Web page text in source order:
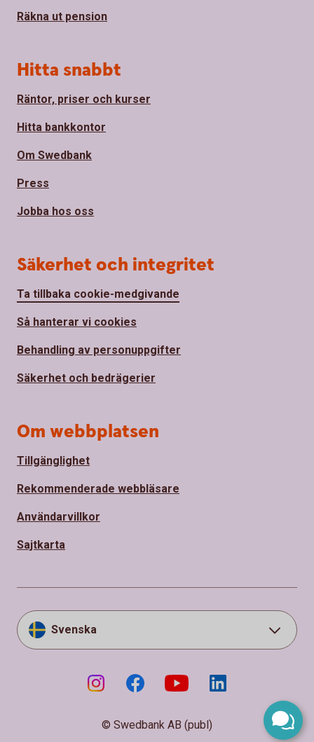
Räkna ut pension
Hitta snabbt
Räntor, priser och kurser
Hitta bankkontor
Om Swedbank
Press
Jobba hos oss
Säkerhet och integritet
Ta tillbaka cookie-medgivande
Så hanterar vi cookies
Behandling av personuppgifter
Säkerhet och bedrägerier
Om webbplatsen
Tillgänglighet
Rekommenderade webbläsare
Användarvillkor
Sajtkarta
Svenska
© Swedbank AB (publ)